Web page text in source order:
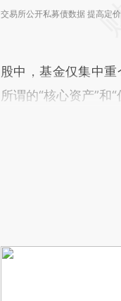
交易所公开私募债数据 提高定
股中，基金仅集中
所谓的“核心资产”和